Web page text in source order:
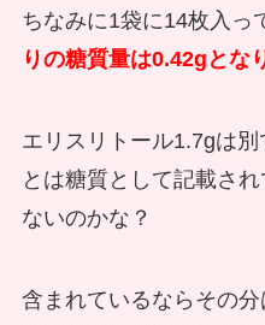
ちなみに1袋に14枚入っ
りの糖質量は0.42gとな
エリスリトール1.7gは
とは糖質として記載さ
ないのかな？
含まれているならその分